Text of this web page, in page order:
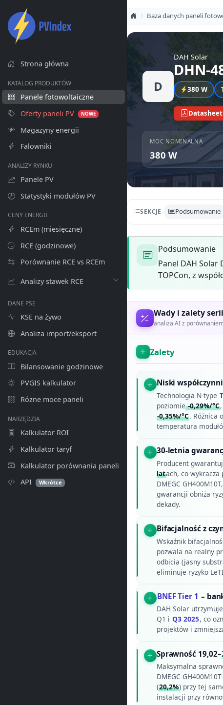
Strona główna
KATALOG PRODUKTÓW
Panele fotowoltaiczne
Oferty paneli PV
NOWE
Magazyny energii
Falowniki
ANALIZY RYNKU
Panele PV
Statystyki modułów PV
CENY ENERGII
RCEm (miesięczne)
RCE (godzinowe)
Porównanie RCE vs RCEm
Analizy stawek RCE
DANE PSE
KSE na żywo
Analiza import/eksport
EDUKACJA
Bilansowanie godzinowe
PVGIS kalkulator
Różne moce paneli
NARZĘDZIA
Kalkulator ROI
Kalkulator taryf
Kalkulator porównania paneli
API
Wkrótce
Baza danych paneli
D
DAH Solar
DHN-
380 W
Datasheet
MOC NOMINALNA
380 W
SEKCJE Podsumowanie
Podsumowanie
Panel DAH Solar
TOPCon, z
Wady i zalety serii
analiza AI z
Zalety
Niski
Technologia N-type
poziomie-0,29%/°C
-0,35%/°C. Różnica
temperatura
30-letnia
Producent
latach, co wykracza
DMEGC
gwarancji obniża
dekady.
Bifacjalność z
Wskaźnik
pozwala na realny
odbicia (jasny
eliminuje ryzyko
BNEF Tier 1 –
DAH Solar
Q1 i Q3 2025, co
projektów i
Sprawność 19,02–
Maksymalna
DMEGC
(20,2%) przy tej
instalacji przy